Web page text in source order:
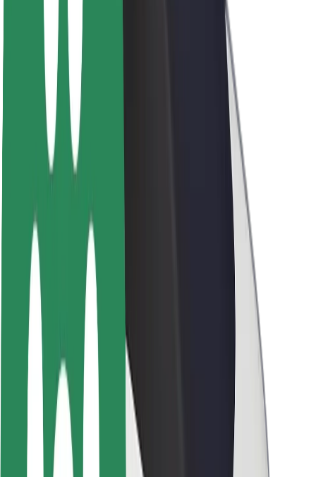
นโยบายด้านความยั่งยืนของ Bolt
Project Zero
บล็อก
ห้องข่าว
แนวทางการสร้างแบรนด์
พันธกิจ
ทีมผู้นำ
แบรนด์
Urban Fund
ความปลอดภัย
ความปลอดภัยของผู้โดยสาร
ความปลอดภัยของคนขับ
ความปลอดภัยในการใช้สกู๊ตเตอร์
ห้องแล็บความปลอดภัย